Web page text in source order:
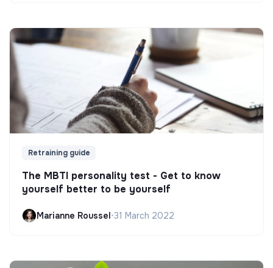
Retraining guide
The MBTI personality test - Get to know
yourself better to be yourself
Marianne Roussel•31 March 2022